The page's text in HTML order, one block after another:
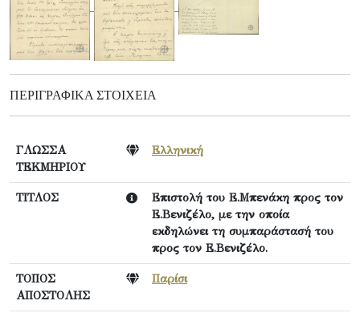
ΠΕΡΙΓΡΑΦΙΚΆ ΣΤΟΙΧΕΊΑ
ΓΛΩΣΣΑ
ΤΕΚΜΗΡΙΟΥ
Ελληνική
ΤΙΤΛΟΣ
Επιστολή του Ε.Μπενάκη προς τον
Ε.Βενιζέλο, με την οποία
εκδηλώνει τη συμπαράστασή του
προς τον Ε.Βενιζέλο.
ΤΟΠΟΣ
ΑΠΟΣΤΟΛΗΣ
Παρίσι